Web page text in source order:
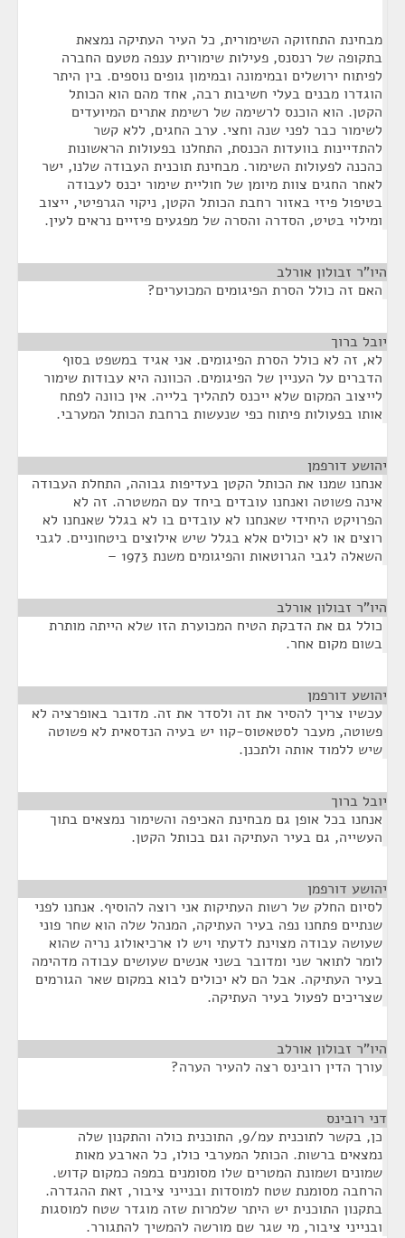
מבחינת התחזוקה השימורית, כל העיר העתיקה נמצאת
בתקופה של רנסנס, פעילות שימורית ענפה מטעם החברה
לפיתוח ירושלים ובמימונה ובמימון גופים נוספים. בין היתר
הוגדרו מבנים בעלי חשיבות רבה, אחד מהם הוא הכותל
הקטן. הוא הוכנס לרשימה של רשימת אתרים המיועדים
לשימור כבר לפני שנה וחצי. ערב החגים, ללא קשר
להתדיינות בוועדות הכנסת, התחלנו בפעולות הראשונות
כהכנה לפעולות השימור. מבחינת תוכנית העבודה שלנו, ישר
לאחר החגים צוות מיומן של חוליית שימור יכנס לעבודה
בטיפול פיזי באזור רחבת הכותל הקטן, ניקוי הגרפיטי, ייצוב
ומילוי בטיט, הסדרה והסרה של מפגעים פיזיים נראים לעין.
היו"ר זבולון אורלב
האם זה כולל הסרת הפיגומים המכוערים?
יובל ברוך
לא, זה לא כולל הסרת הפיגומים. אני אגיד במשפט בסוף
הדברים על העניין של הפיגומים. הכוונה היא עבודות שימור
לייצוב המקום שלא ייכנס לתהליך בלייה. אין כוונה לפתח
אותו בפעולות פיתוח כפי שנעשות ברחבת הכותל המערבי.
יהושע דורפמן
אנחנו שמנו את הכותל הקטן בעדיפות גבוהה, התחלת העבודה
אינה פשוטה ואנחנו עובדים ביחד עם המשטרה. זה לא
הפרויקט היחידי שאנחנו לא עובדים בו לא בגלל שאנחנו לא
רוצים או לא יכולים אלא בגלל שיש אילוצים ביטחוניים. לגבי
השאלה לגבי הגרוטאות והפיגומים משנת 1973 –
היו"ר זבולון אורלב
כולל גם את הדבקת הטיח המכוערת הזו שלא הייתה מותרת
בשום מקום אחר.
יהושע דורפמן
עכשיו צריך להסיר את זה ולסדר את זה. מדובר באופרציה לא
פשוטה, מעבר לסטאטוס-קוו יש בעיה הנדסאית לא פשוטה
שיש ללמוד אותה ולתכנן.
יובל ברוך
אנחנו בכל אופן גם מבחינת האכיפה והשימור נמצאים בתוך
העשייה, גם בעיר העתיקה וגם בכותל הקטן.
יהושע דורפמן
לסיום החלק של רשות העתיקות אני רוצה להוסיף. אנחנו לפני
שנתיים פתחנו נפה בעיר העתיקה, המנהל שלה הוא שחר פוני
שעושה עבודה מצוינת לדעתי ויש לו ארכיאולוג נריה שהוא
לומר לתואר שני ומדובר בשני אנשים שעושים עבודה מדהימה
בעיר העתיקה. אבל הם לא יכולים לבוא במקום שאר הגורמים
שצריכים לפעול בעיר העתיקה.
היו"ר זבולון אורלב
עורך הדין רובינס רצה להעיר הערה?
דני רובינס
כן, בקשר לתוכנית עמ/9, התוכנית כולה והתקנון שלה
נמצאים ברשות. הכותל המערבי כולו, כל הארבע מאות
שמונים ושמונת המטרים שלו מסומנים במפה כמקום קדוש.
הרחבה מסומנת שטח למוסדות ובנייני ציבור, זאת ההגדרה.
בתקנון התוכנית יש היתר שלמרות שזה מוגדר שטח למוסגות
ובנייני ציבור, מי שגר שם מורשה להמשיך להתגורר.